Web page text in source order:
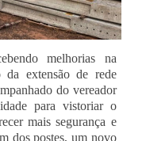
melhorias na
da extensão de rede
do vereador
para vistoriar o
mais segurança e
dos postes, um novo